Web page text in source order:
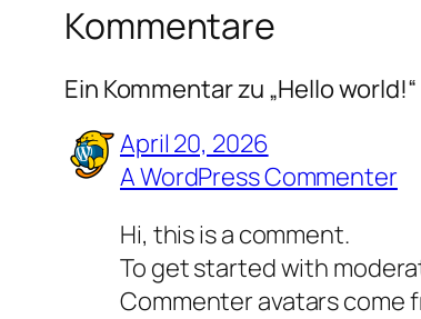
Kommentare
Ein Kommentar zu „Hello world!“
April 20, 2026
A WordPress Commenter
Hi, this is a comment.
To get started with
Commenter avatars come